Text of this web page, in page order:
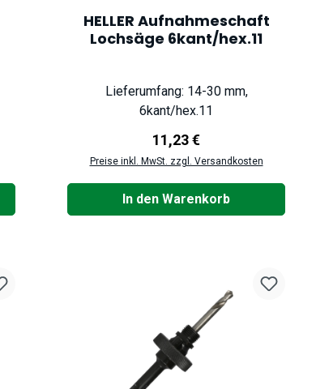
HELLER Aufnahmeschaft
Lochsäge 6kant/hex.11
Lieferumfang: 14-30 mm,
6kant/hex.11
Regulärer Preis:
11,23 €
Preise inkl. MwSt. zzgl. Versandkosten
In den Warenkorb